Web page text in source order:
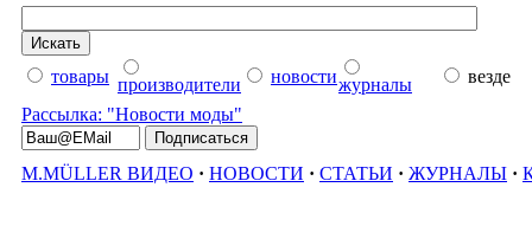
товары производители новостижурналы
везде
Рассылка: "Новости моды"
M.MÜLLER ВИДЕО · НОВОСТИ · СТАТЬИ · ЖУРНАЛЫ ·